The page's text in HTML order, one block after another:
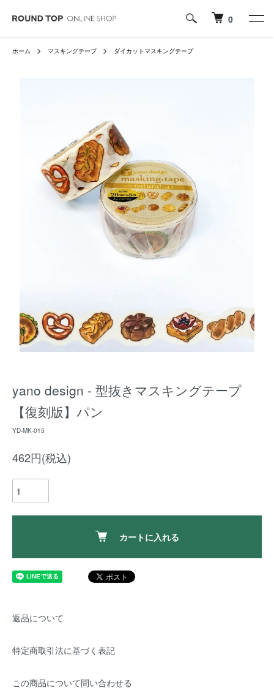
0
ホーム マスキングテープ ダイカットマスキングテープ
yano design - 型抜きマスキングテープ
【復刻版】パン
YD-MK-015
462円(税込)
カートに入れる
返品について
特定商取引法に基づく表記
この商品について問い合わせる